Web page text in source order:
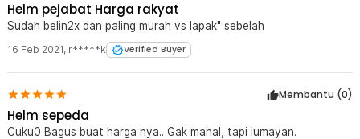
Helm pejabat Harga rakyat
Sudah belin2x dan paling murah vs lapak" sebelah
16 Feb 2021, r*****k Verified Buyer
Membantu (0)
Helm sepeda
Cuku0 Bagus buat harga nya.. Gak mahal, tapi lumayan.